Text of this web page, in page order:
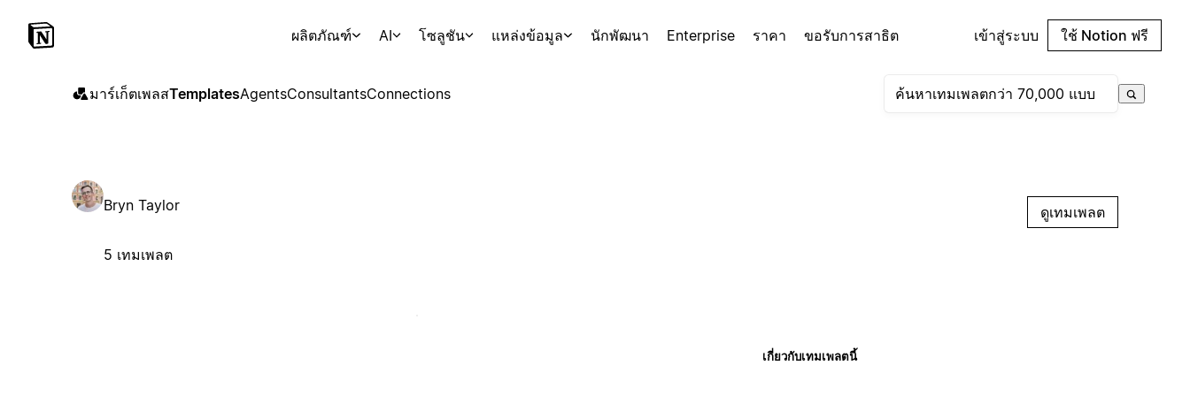
ผลิตภัณฑ์ AI โซลูชัน แหล่งข้อมูล นักพัฒนา Enterprise ราคา ขอรับการสาธิต เข้าสู่ระบบ ใช้ Notion ฟรี
มาร์เก็ตเพลสTemplatesAgentsConsultantsConnections
Bryn Taylor
5 เทมเพลต
ดูเทมเพลต
เกี่ยวกับเทมเพลตนี้